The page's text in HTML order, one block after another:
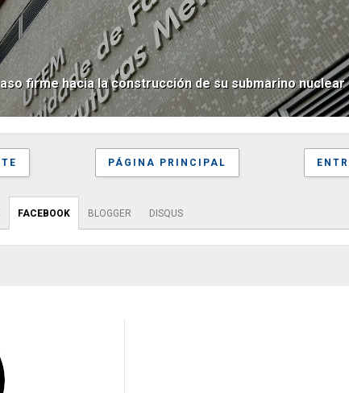
firme hacia la construcción de su submarino nuclear
PÁGINA PRINCIPAL
FACEBOOK BLOGGER DISQUS